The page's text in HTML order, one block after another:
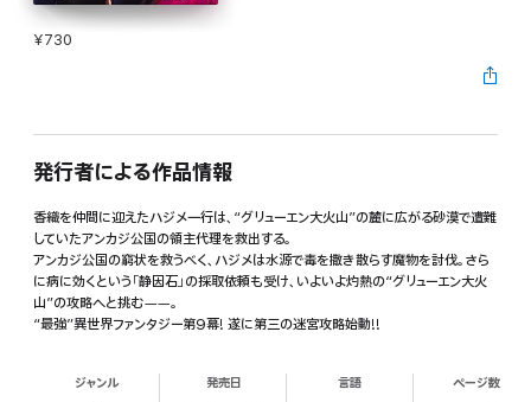
¥730
発行者による作品情報
香織を仲間に迎えたハジメ一行は、“グリューエン大火山”の麓に広がる砂漠で遭難
していたアンカジ公国の領主代理を救出する。
アンカジ公国の窮状を救うべく、ハジメは水源で毒を撒き散らす魔物を討伐。さら
に病に効くという「静因石」の採取依頼も受け、いよいよ灼熱の“グリューエン大火
山”の攻略へと挑む――。
“最強”異世界ファンタジー第9幕! 遂に第三の迷宮攻略始動!!
ジャンル 発売日 言語 ページ数